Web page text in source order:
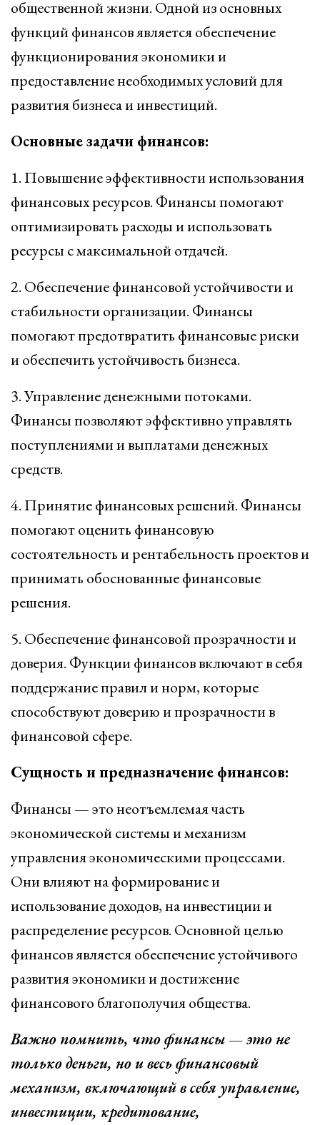
общественной жизни. Одной из основных
функций финансов является обеспечение
функционирования экономики и
предоставление необходимых условий для
развития бизнеса и инвестиций.
Основные задачи финансов:
1. Повышение эффективности использования
финансовых ресурсов. Финансы помогают
оптимизировать расходы и использовать
ресурсы с максимальной отдачей.
2. Обеспечение финансовой устойчивости и
стабильности организации. Финансы
помогают предотвратить финансовые риски
и обеспечить устойчивость бизнеса.
3. Управление денежными потоками.
Финансы позволяют эффективно управлять
поступлениями и выплатами денежных
средств.
4. Принятие финансовых решений. Финансы
помогают оценить финансовую
состоятельность и рентабельность проектов и
принимать обоснованные финансовые
решения.
5. Обеспечение финансовой прозрачности и
доверия. Функции финансов включают в себя
поддержание правил и норм, которые
способствуют доверию и прозрачности в
финансовой сфере.
Сущность и предназначение финансов:
Финансы — это неотъемлемая часть
экономической системы и механизм
управления экономическими процессами.
Они влияют на формирование и
использование доходов, на инвестиции и
распределение ресурсов. Основной целью
финансов является обеспечение устойчивого
развития экономики и достижение
финансового благополучия общества.
Важно помнить, что финансы — это не
только деньги, но и весь финансовый
механизм, включающий в себя управление,
инвестиции, кредитование,